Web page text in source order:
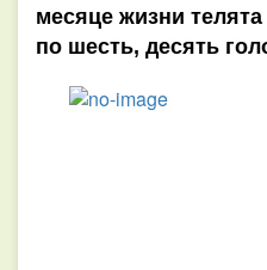
месяце жизни
по шесть, десять